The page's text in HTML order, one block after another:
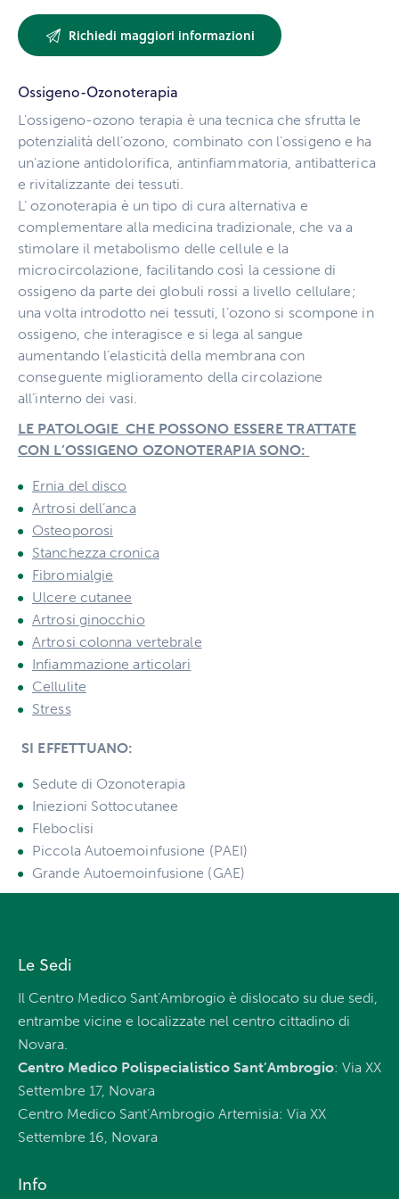
Ossigeno-Ozonoterapia
L’ossigeno-ozono terapia è una tecnica che sfrutta le
potenzialità dell’ozono, combinato con l’ossigeno e ha
un’azione antidolorifica, antinfiammatoria, antibatterica
e rivitalizzante dei tessuti.
L’ ozonoterapia è un tipo di cura alternativa e
complementare alla medicina tradizionale, che va a
stimolare il metabolismo delle cellule e la
microcircolazione, facilitando così la cessione di
ossigeno da parte dei globuli rossi a livello cellulare;
una volta introdotto nei tessuti, l’ozono si scompone in
ossigeno, che interagisce e si lega al sangue
aumentando l’elasticità della membrana con
conseguente miglioramento della circolazione
all’interno dei vasi.
LE PATOLOGIE CHE POSSONO ESSERE TRATTATE
CON L’OSSIGENO OZONOTERAPIA SONO:
Ernia del disco
Artrosi dell’anca
Osteoporosi
Stanchezza cronica
Fibromialgie
Ulcere cutanee
Artrosi ginocchio
Artrosi colonna vertebrale
Infiammazione articolari
Cellulite
Stress
SI EFFETTUANO:
Sedute di Ozonoterapia
Iniezioni Sottocutanee
Fleboclisi
Piccola Autoemoinfusione (PAEI)
Grande Autoemoinfusione (GAE)
Le Sedi
Il Centro Medico Sant’Ambrogio è dislocato su due sedi,
entrambe vicine e localizzate nel centro cittadino di
Novara.
Centro Medico Polispecialistico Sant’Ambrogio: Via XX
Settembre 17, Novara
Centro Medico Sant’Ambrogio Artemisia: Via XX
Settembre 16, Novara
Info